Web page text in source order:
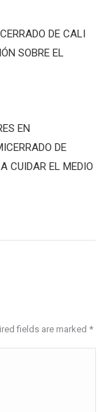
DE CALI
SOBRE EL
EN
DE
CUIDAR EL MEDIO
fields are marked *